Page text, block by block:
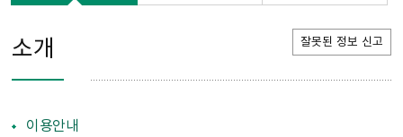
소개 잘못된 정보 신고
이용안내